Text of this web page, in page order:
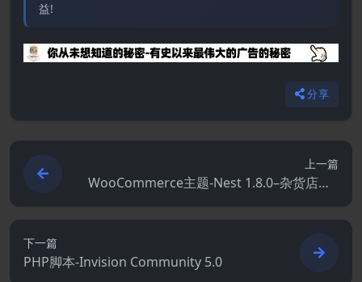
益!
分享
上一篇
WooCommerce主题-Nest 1.8.0–杂货店Wo
oCommerce WordPress主题
下一篇
PHP脚本-Invision Community 5.0